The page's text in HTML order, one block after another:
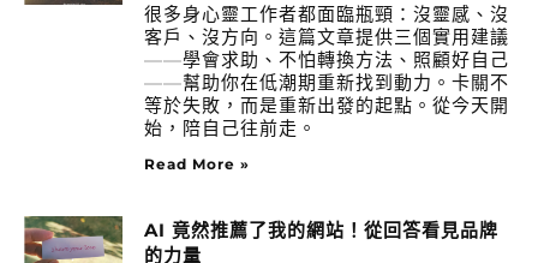
很多身心靈工作者都面臨瓶頸：沒靈感、沒
客戶、沒方向。這篇文章提供三個實用建議
——學會求助、不怕轉換方法、照顧好自己
——幫助你在低潮期重新找到動力。卡關不
等於失敗，而是重新出發的起點。從今天開
始，陪自己往前走。
Read More »
AI 竟然推薦了我的網站！從回答看見品牌
的力量